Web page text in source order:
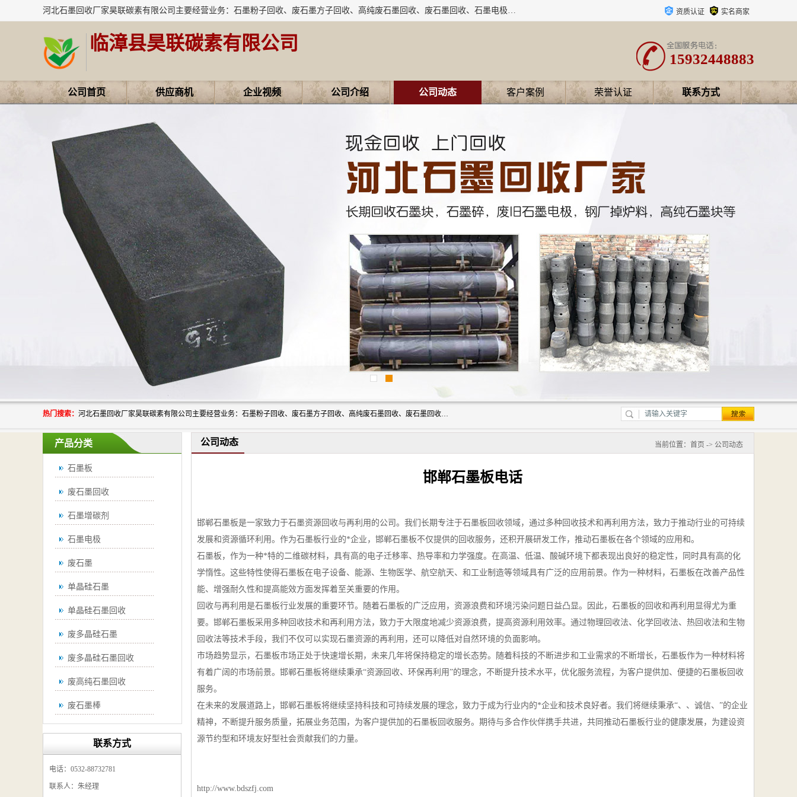
河北石墨回收厂家昊联碳素有限公司主要经营业务：石墨粉子回收、废石墨方子回收、高纯废石墨回收、废石墨回收、石墨电极回收、废石墨板回收、石墨增碳剂、单晶硅石墨、单晶硅石墨回收、废多晶硅石墨、废多晶硅石墨回收、废高纯石墨回收、废石墨、废石墨棒、废石墨棒回收、废石墨换热器回收、高纯石墨回收、石墨粉回收、石墨换热器回收、石墨纸回收、回收石墨板、回收石墨电极、石墨板回收、石墨回收。 资质认证 实名商家
临漳县昊联碳素有限公司
15932448883
公司首页 供应商机 企业视频 公司介绍 公司动态 客户案例 荣誉认证 联系方式
热门搜索： 河北石墨回收厂家昊联碳素有限公司主要经营业务：石墨粉子回收、废石墨方子回收、高纯废石墨回收、废石墨回收、石墨电极回收、废石墨板回收、石墨增碳剂、单晶硅石墨、单晶硅石墨回收、废多晶硅石墨、废多晶硅石墨回收、废高纯石墨回收、废石墨、废石墨棒、废石墨棒回收、废石墨换热器回收、高纯石墨回收、石墨粉回收、石墨换热器回收、石墨纸回收、回收石墨板、回收石墨电极、石墨板回收、石墨回收。
产品分类
石墨板
废石墨回收
石墨增碳剂
石墨电极
废石墨
单晶硅石墨
单晶硅石墨回收
废多晶硅石墨
废多晶硅石墨回收
废高纯石墨回收
废石墨棒
废石墨换热器回收
联系方式
电话：0532-88732781
联系人：朱经理
公司动态 当前位置： 首页 -> 公司动态
邯郸石墨板电话
邯郸石墨板是一家致力于石墨资源回收与再利用的公司。我们长期专注于石墨板回收领域，通过多种回收技术和再利用方法，致力于推动行业的可持续
发展和资源循环利用。作为石墨板行业的*企业，邯郸石墨板不仅提供的回收服务，还积开展研发工作，推动石墨板在各个领域的应用和。
石墨板，作为一种*特的二维碳材料，具有高的电子迁移率、热导率和力学强度。在高温、低温、酸碱环境下都表现出良好的稳定性，同时具有高的化
学惰性。这些特性使得石墨板在电子设备、能源、生物医学、航空航天、和工业制造等领域具有广泛的应用前景。作为一种材料，石墨板在改善产品性
能、增强耐久性和提高能效方面发挥着至关重要的作用。
回收与再利用是石墨板行业发展的重要环节。随着石墨板的广泛应用，资源浪费和环境污染问题日益凸显。因此，石墨板的回收和再利用显得尤为重
要。邯郸石墨板采用多种回收技术和再利用方法，致力于大限度地减少资源浪费，提高资源利用效率。通过物理回收法、化学回收法、热回收法和生物
回收法等技术手段，我们不仅可以实现石墨资源的再利用，还可以降低对自然环境的负面影响。
市场趋势显示，石墨板市场正处于快速增长期，未来几年将保持稳定的增长态势。随着科技的不断进步和工业需求的不断增长，石墨板作为一种材料将
有着广阔的市场前景。邯郸石墨板将继续秉承“资源回收、环保再利用”的理念，不断提升技术水平，优化服务流程，为客户提供加、便捷的石墨板回收
服务。
在未来的发展道路上，邯郸石墨板将继续坚持科技和可持续发展的理念，致力于成为行业内的*企业和技术良好者。我们将继续秉承“、、诚信、”的企业
精神，不断提升服务质量，拓展业务范围，为客户提供加的石墨板回收服务。期待与多合作伙伴携手共进，共同推动石墨板行业的健康发展，为建设资
源节约型和环境友好型社会贡献我们的力量。
http://www.bdszfj.com